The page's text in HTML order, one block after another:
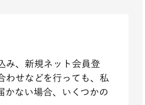
み、新規ネット会員登
わせなどを行っても、私
かない場合、いくつかの